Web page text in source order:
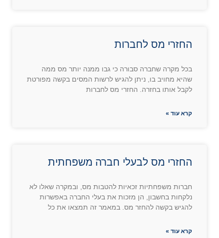
החזרי מס לחברות
בכל מקרה שחברה סבורה כי גבו ממנה יותר מס ממה
שהיא מחויב בו, ניתן להגיש לרשות המסים בקשה מפורטת
לקבל אותו בחזרה. החזרי מס לחברות
קרא עוד »
החזרי מס לבעלי חברה משפחתית
חברות משפחתיות זכאיות להטבות מס, ובמקרה שאלו לא
נלקחות בחשבון, הן מזכות את בעלי החברה באפשרות
להגיש בקשה להחזר מס. במאמר זה תמצאו את כל
קרא עוד »